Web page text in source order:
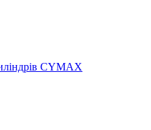
CYMAX